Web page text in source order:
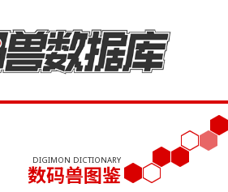
DIGIMON DICTIONARY
数码兽图鉴